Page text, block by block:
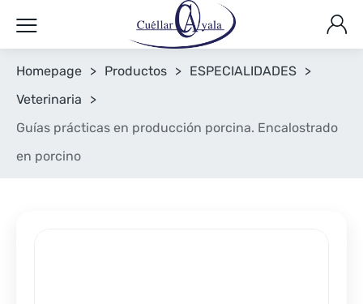
Homepage > Productos > ESPECIALIDADES >
Veterinaria
>
Guías prácticas en producción porcina. Encalostrado
en porcino